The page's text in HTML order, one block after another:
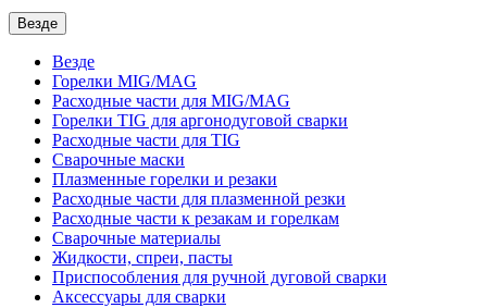
Везде
Везде
Горелки MIG/MAG
Расходные части для MIG/MAG
Горелки TIG для аргонодуговой сварки
Расходные части для TIG
Сварочные маски
Плазменные горелки и резаки
Расходные части для плазменной резки
Расходные части к резакам и горелкам
Сварочные материалы
Жидкости, спреи, пасты
Приспособления для ручной дуговой сварки
Аксессуары для сварки